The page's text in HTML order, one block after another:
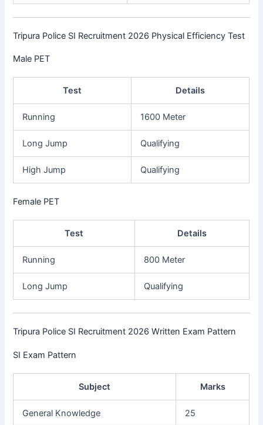
Tripura Police SI Recruitment 2026 Physical Efficiency Test
Male PET
Test Details
Running 1600 Meter
Long Jump Qualifying
High Jump Qualifying
Female PET
Test Details
Running 800 Meter
Long Jump Qualifying
Tripura Police SI Recruitment 2026 Written Exam Pattern
SI Exam Pattern
Subject Marks
General Knowledge 25